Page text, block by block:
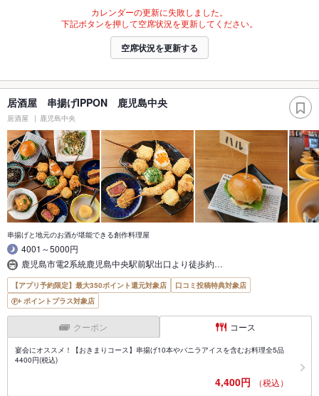
カレンダーの更新に失敗しました。
下記ボタンを押して空席状況を更新してください。
空席状況を更新する
居酒屋 串揚げIPPON 鹿児島中央
居酒屋 鹿児島中央
串揚げと地元のお酒が堪能できる創作料理屋
4001～5000円
鹿児島市電2系統鹿児島中央駅前駅出口より徒歩約…
【アプリ予約限定】最大350ポイント還元対象店
口コミ投稿特典対象店
ポイントプラス対象店
クーポン コース
宴会にオススメ！【おきまりコース】串揚げ10本やバニラアイスを含むお料理全5品
4400円(税込)
4,400円 （税込）